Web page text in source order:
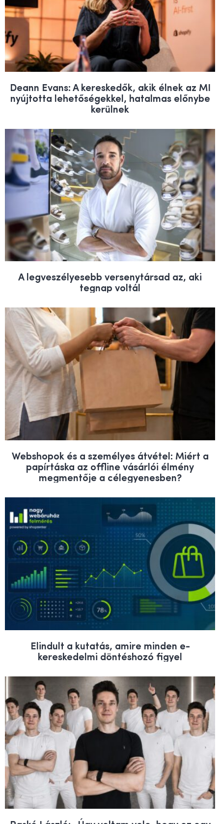
Deann Evans: A kereskedők, akik élnek az MI
nyújtotta lehetőségekkel, hatalmas előnybe
kerülnek
A legveszélyesebb versenytársad az, aki
tegnap voltál
Webshopok és a személyes átvétel: Miért a
papírtáska az offline vásárlói élmény
megmentője a célegyenesben?
Elindult a kutatás, amire minden e-
kereskedelmi döntéshozó figyel